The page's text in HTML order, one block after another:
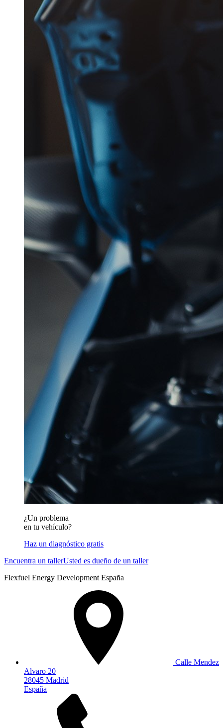
¿Un problema
en tu vehículo?
Haz un diagnóstico gratis
Encuentra un tallerUsted es dueño de un taller
Flexfuel Energy Development España
Calle Mendez
Alvaro 20
28045 Madrid
España